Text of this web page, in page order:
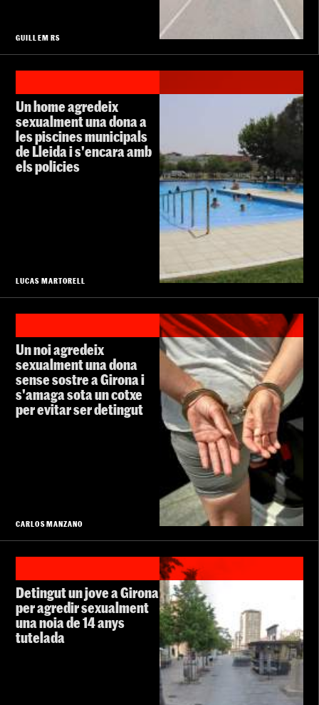
GUILLEM RS
Un home agredeix
sexualment una dona a
les piscines municipals
de Lleida i s'encara amb
els policies
LUCAS MARTORELL
Un noi agredeix
sexualment una dona
sense sostre a Girona i
s'amaga sota un cotxe
per evitar ser detingut
CARLOS MANZANO
Detingut un jove a Girona
per agredir sexualment
una noia de 14 anys
tutelada